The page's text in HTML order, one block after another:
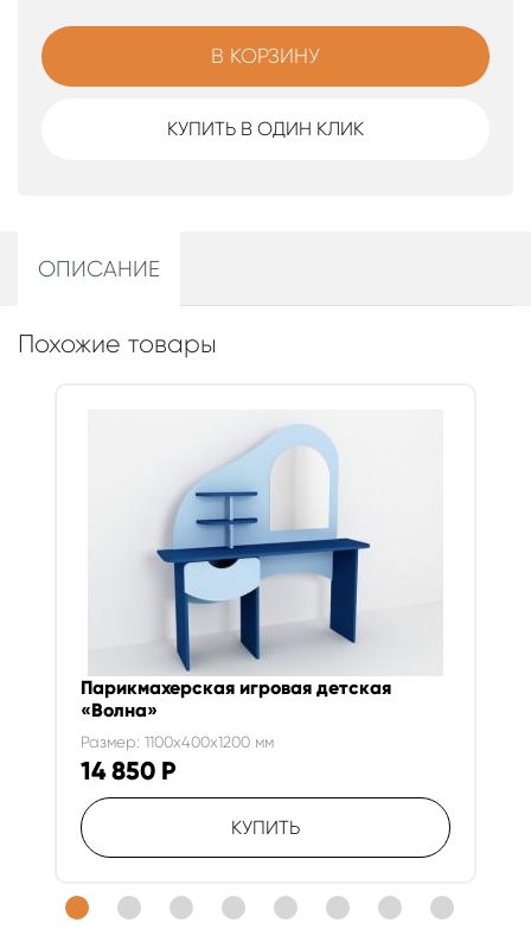
В КОРЗИНУ
КУПИТЬ В ОДИН КЛИК
ОПИСАНИЕ
Похожие товары
Парикмахерская игровая детская
«Волна»
Размер: 1100x400x1200 мм
14 850 Р
КУПИТЬ